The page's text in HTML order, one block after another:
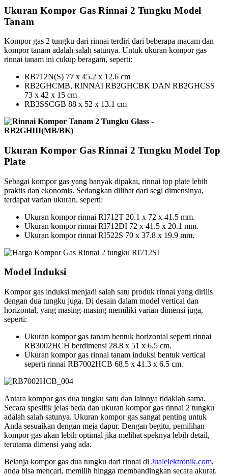
Ukuran Kompor Gas Rinnai 2 Tungku Model
Tanam
Kompor gas 2 tungku dari rinnai terdiri dari beberapa macam dan
kompor tanam adalah salah satunya. Untuk ukuran kompor gas
rinnai tanam ini cukup beragam, seperti:
RB712N(S) 77 x 45.2 x 12.6 cm
RB2GHCMB, RINNAI RB2GHCBK DAN RB2GHCSS
73 x 42 x 15 cm
RB3SSCGB 88 x 52 x 13.1 cm
Ukuran Kompor Gas Rinnai 2 Tungku Model Top
Plate
Sebagai kompor gas yang banyak dipakai, rinnai top plate lebih
praktis dan ekonomis. Sedangkan dilihat dari segi dimensinya,
terdapat varian ukuran, seperti:
Ukuran kompor rinnai RI712T 20.1 x 72 x 41.5 mm.
Ukuran kompor rinnai RI712DI 72 x 41.5 x 20.1 mm.
Ukuran kompor rinnai RI522S 70 x 37.8 x 19.9 mm.
Model Induksi
Kompor gas induksi menjadi salah satu produk rinnai yang dirilis
dengan dua tungku juga. Di desain dalam model vertical dan
horizontal, yang masing-masing memiliki varian dimensi juga,
seperti:
Ukuran kompor gas tanam bentuk horizontal seperti rinnai
RB3002HCH berdimensi 28.8 x 51 x 6.5 cm.
Ukuran kompor gas rinnai tanam induksi bentuk vertical
seperti rinnai RB7002HCB 68.5 x 41.3 x 6.5 cm.
Antara kompor gas dua tungku satu dan lainnya tidaklah sama.
Secara spesifik jelas beda dan ukuran kompor gas rinnai 2 tungku
adalah salah satunya. Ukuran kompor gas sangat penting untuk
Anda sesuaikan dengan meja dapur. Dengan begitu, pemilihan
kompor gas akan lebih optimal jika melihat speknya lebih detail,
terutama dimensi yang ada.
Belanja kompor gas dua tungku dari rinnai di Jualelektronik.com,
anda bisa mencari, memilih hingga membandingkan secara akurat.